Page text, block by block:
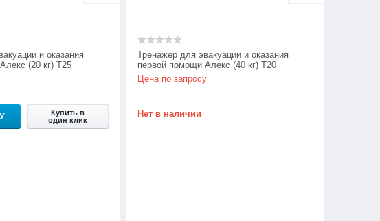
и оказания
(20 кг) Т25
Купить в
один клик
Тренажер для эвакуации и оказания
первой помощи Алекс (40 кг) Т20
Цена по запросу
Нет в наличии